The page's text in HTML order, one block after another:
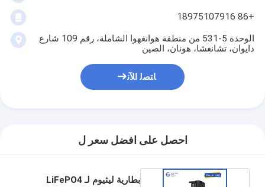
+86 18975107916
الوحدة 5-531 من منطقة هوانغهوا الشاملة، رقم 109 شارع
دايوان، تشانغشا، هونان، الصين
ﺎﺘﺼﻟ ﺍﻶﻧ
احصل على افضل سعر ل
بطارية ليثيوم لـ LiFePO4